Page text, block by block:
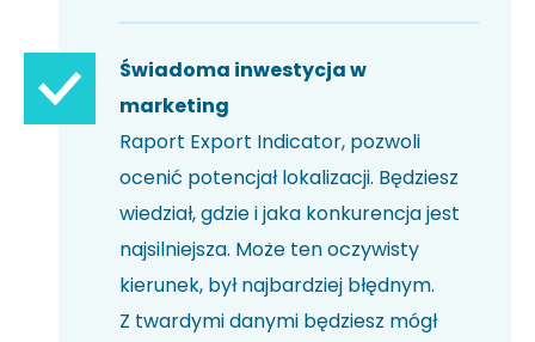
Świadoma inwestycja w
marketing
Raport Export Indicator, pozwoli
ocenić potencjał lokalizacji. Będziesz
wiedział, gdzie i jaka konkurencja jest
najsilniejsza. Może ten oczywisty
kierunek, był najbardziej błędnym.
Z twardymi danymi będziesz mógł